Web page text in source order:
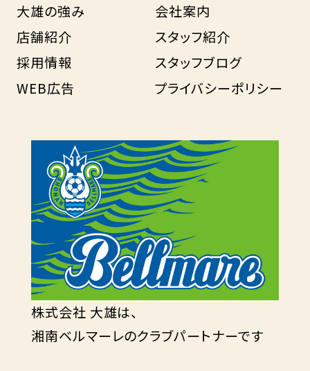
大雄の強み
会社案内
店舗紹介
スタッフ紹介
採用情報
スタッフブログ
WEB広告
プライバシーポリシー
株式会社 大雄は、
湘南ベルマーレのクラブパートナーです